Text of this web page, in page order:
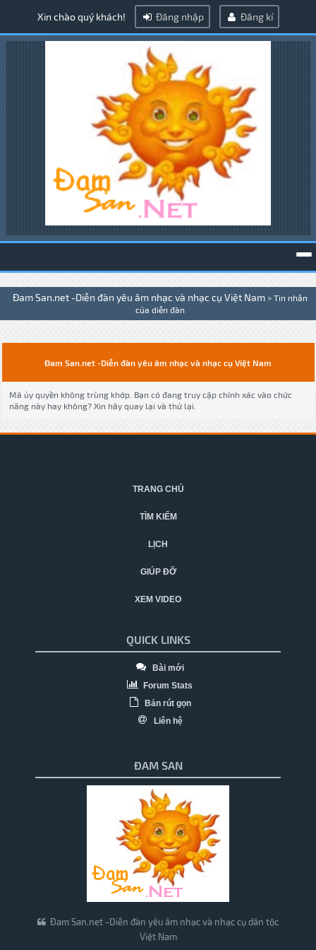
Xin chào quý khách! Đăng nhập Đăng kí
Đam San.net -Diễn đàn yêu âm nhạc và nhạc cụ Việt Nam > Tin nhắn
của diễn đàn
Đam San.net -Diễn đàn yêu âm nhạc và nhạc cụ Việt Nam
Mã ủy quyền không trùng khớp. Bạn có đang truy cập chính xác vào chức
năng này hay không? Xin hãy quay lại và thử lại.
TRANG CHỦ
TÌM KIẾM
LỊCH
GIÚP ĐỠ
XEM VIDEO
QUICK LINKS
Bài mới
Forum Stats
Bản rút gọn
Liên hệ
ĐAM SAN
Đam San.net -Diễn đàn yêu âm nhạc và nhạc cụ dân tộc
Việt Nam